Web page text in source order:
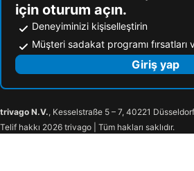
için oturum açın.
Deneyiminizi kişiselleştirin
Müşteri sadakat programı fırsatları
Giriş yap
trivago N.V., Kesselstraße 5 – 7, 40221
Telif hakkı 2026 trivago | Tüm hakları saklıdır.